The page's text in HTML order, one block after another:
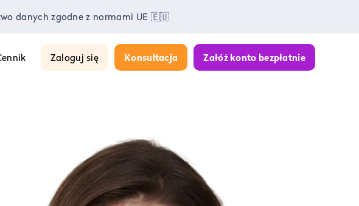
danych zgodne z normami UE 🇪🇺
Zaloguj się Konsultacja Załóż konto bezpłatnie